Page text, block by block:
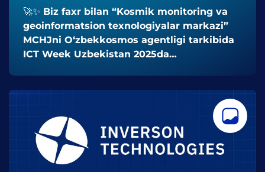
🚀✨ Biz faxr bilan “Kosmik monitoring va
geoinformatsion texnologiyalar markazi”
MCHJni O‘zbekkosmos agentligi tarkibida
ICT Week Uzbekistan 2025da